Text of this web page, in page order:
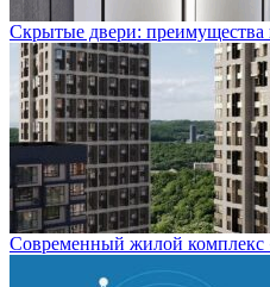
Скрытые двери: преимущества
Современный жилой комплекс